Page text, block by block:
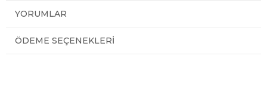
YORUMLAR
ÖDEME SEÇENEKLERI